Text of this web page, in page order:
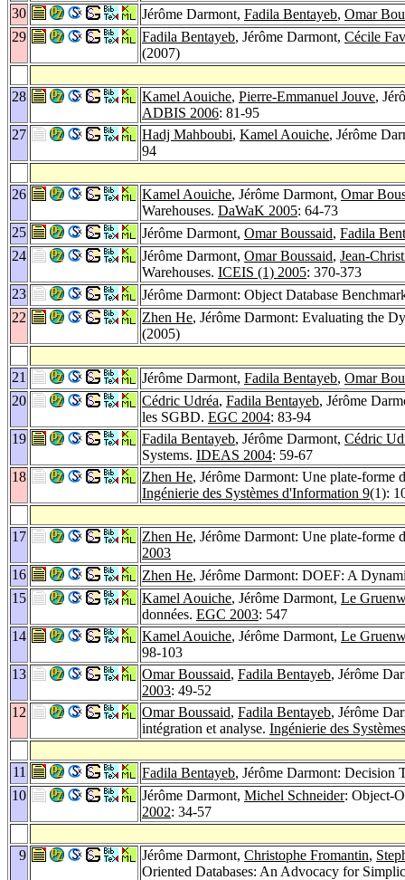
30
Jérôme Darmont, Fadila Bentayeb, Omar
29
Fadila Bentayeb, Jérôme Darmont, Cécile
(2007)
28 Kamel Aouiche, Pierre-Emmanuel Jouve,
ADBIS 2006: 81-95
27
Hadj Mahboubi, Kamel Aouiche, Jérôme
94
26 Kamel Aouiche, Jérôme Darmont, Omar
Warehouses. DaWaK 2005: 64-73
25
Jérôme Darmont, Omar Boussaid, Fadila
24
Jérôme Darmont, Omar Boussaid, Jean-
Warehouses. ICEIS (1) 2005: 370-373
23
Jérôme Darmont: Object Database
22
Zhen He, Jérôme Darmont: Evaluating the
(2005)
21 Jérôme Darmont, Fadila Bentayeb, Omar
20
Cédric Udréa, Fadila Bentayeb, Jérôme
les SGBD. EGC 2004: 83-94
19
Fadila Bentayeb, Jérôme Darmont, Cédric
Systems. IDEAS 2004: 59-67
18
Zhen He, Jérôme Darmont: Une plate-forme
Ingénierie des Systèmes d'Information 9(1):
17 Zhen He, Jérôme Darmont: Une plate-forme
2003
16
Zhen He, Jérôme Darmont: DOEF: A
15
Kamel Aouiche, Jérôme Darmont, Le
données. EGC 2003: 547
14
Kamel Aouiche, Jérôme Darmont, Le
98-103
13
Omar Boussaid, Fadila Bentayeb, Jérôme
2003: 49-52
12
Omar Boussaid, Fadila Bentayeb, Jérôme
intégration et analyse. Ingénierie des
11 Fadila Bentayeb, Jérôme Darmont:
10
Jérôme Darmont, Michel Schneider: Object-
2002: 34-57
9 Jérôme Darmont, Christophe Fromantin,
Oriented Databases: An Advocacy for